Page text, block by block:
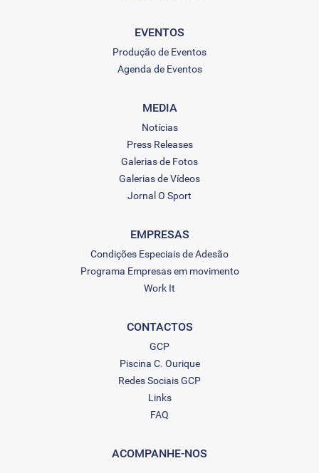
EVENTOS
Produção de Eventos
Agenda de Eventos
MEDIA
Notícias
Press Releases
Galerias de Fotos
Galerias de Vídeos
Jornal O Sport
EMPRESAS
Condições Especiais de Adesão
Programa Empresas em movimento
Work It
CONTACTOS
GCP
Piscina C. Ourique
Redes Sociais GCP
Links
FAQ
ACOMPANHE-NOS